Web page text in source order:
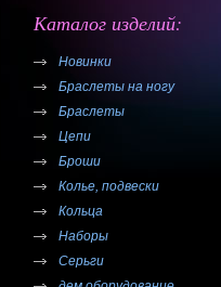
Каталог изделий:
Новинки
Браслеты на ногу
Браслеты
Цепи
Броши
Колье, подвески
Кольца
Наборы
Серьги